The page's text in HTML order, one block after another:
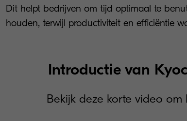
Dit helpt bedrijven om tijd optimaal te
houden, terwijl productiviteit en efficiëntie
Introductie van
Bekijk deze korte video om